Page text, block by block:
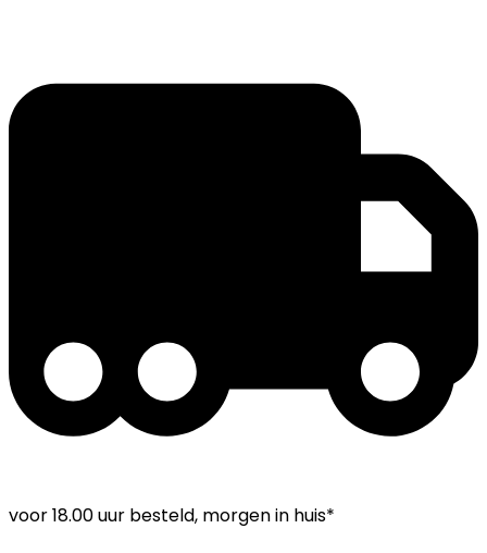
voor18.00 uur besteld, morgen in huis*